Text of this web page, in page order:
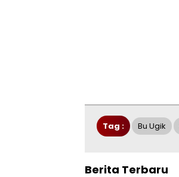
Tag : Bu Ugik
Berita Terbaru